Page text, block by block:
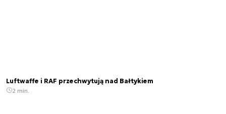
Luftwaffe i RAF przechwytują nad Bałtykiem
2 min.